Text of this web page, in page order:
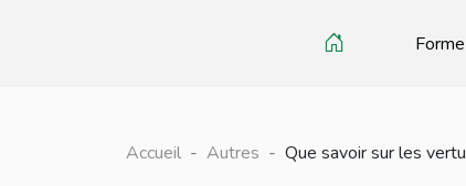
Forme
Accueil Autres Que savoir sur les